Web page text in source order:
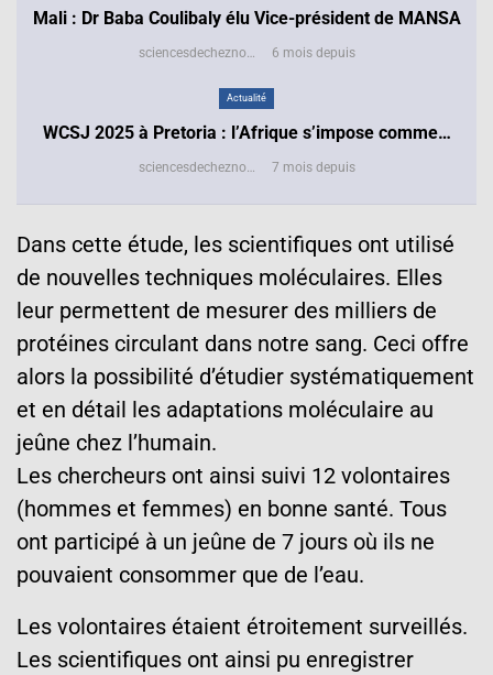
Mali : Dr Baba Coulibaly élu Vice-président de MANSA
sciencesdecheznous@gmail.com 6 mois depuis
Actualité
WCSJ 2025 à Pretoria : l’Afrique s’impose comme…
sciencesdecheznous@gmail.com 7 mois depuis
Dans cette étude, les scientifiques ont utilisé
de nouvelles techniques moléculaires. Elles
leur permettent de mesurer des milliers de
protéines circulant dans notre sang. Ceci offre
alors la possibilité d’étudier systématiquement
et en détail les adaptations moléculaire au
jeûne chez l’humain.
Les chercheurs ont ainsi suivi 12 volontaires
(hommes et femmes) en bonne santé. Tous
ont participé à un jeûne de 7 jours où ils ne
pouvaient consommer que de l’eau.
Les volontaires étaient étroitement surveillés.
Les scientifiques ont ainsi pu enregistrer